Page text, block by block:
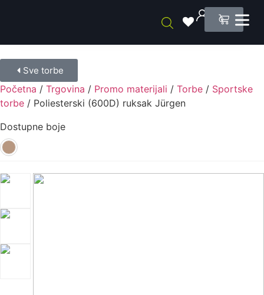
0
Sve torbe
Početna / Trgovina / Promo materijali / Torbe / Sportske
torbe / Poliesterski (600D) ruksak Jürgen
Dostupne boje